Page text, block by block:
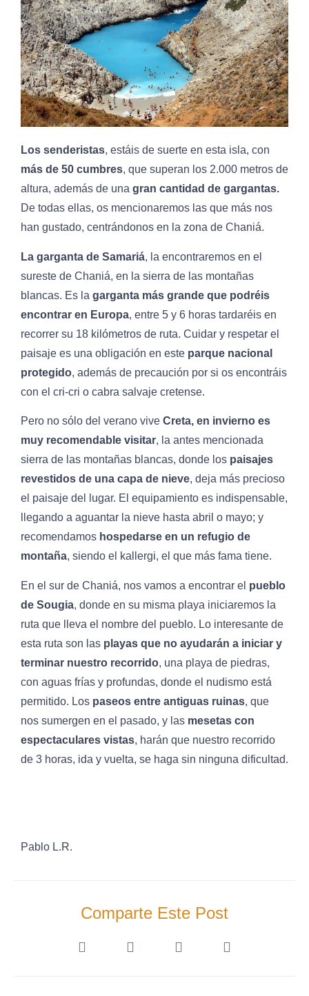
Los senderistas, estáis de suerte en esta isla, con
más de 50 cumbres, que superan los 2.000 metros de
altura, además de una gran cantidad de gargantas.
De todas ellas, os mencionaremos las que más nos
han gustado, centrándonos en la zona de Chaniá.
La garganta de Samariá, la encontraremos en el
sureste de Chaniá, en la sierra de las montañas
blancas. Es la garganta más grande que podréis
encontrar en Europa, entre 5 y 6 horas tardaréis en
recorrer su 18 kilómetros de ruta. Cuidar y respetar el
paisaje es una obligación en este parque nacional
protegido, además de precaución por si os encontráis
con el cri-cri o cabra salvaje cretense.
Pero no sólo del verano vive Creta, en invierno es
muy recomendable visitar, la antes mencionada
sierra de las montañas blancas, donde los paisajes
revestidos de una capa de nieve, deja más precioso
el paisaje del lugar. El equipamiento es indispensable,
llegando a aguantar la nieve hasta abril o mayo; y
recomendamos hospedarse en un refugio de
montaña, siendo el kallergi, el que más fama tiene.
En el sur de Chaniá, nos vamos a encontrar el pueblo
de Sougia, donde en su misma playa iniciaremos la
ruta que lleva el nombre del pueblo. Lo interesante de
esta ruta son las playas que no ayudarán a iniciar y
terminar nuestro recorrido, una playa de piedras,
con aguas frías y profundas, donde el nudismo está
permitido. Los paseos entre antiguas ruinas, que
nos sumergen en el pasado, y las mesetas con
espectaculares vistas, harán que nuestro recorrido
de 3 horas, ida y vuelta, se haga sin ninguna dificultad.
Pablo L.R.
Comparte Este Post